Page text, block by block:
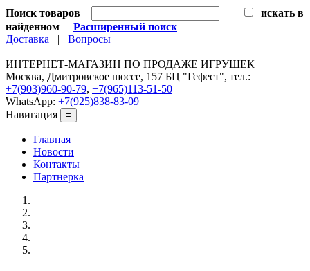
Поиск товаров
искать в
найденном
Расширенный поиск
Доставка | Вопросы
ИНТЕРНЕТ-МАГАЗИН ПО ПРОДАЖЕ ИГРУШЕК
Москва, Дмитровское шоссе, 157 БЦ "Гефест", тел.:
+7(903)960-90-79, +7(965)113-51-50
WhatsApp: +7(925)838-83-09
Навигация
≡
Главная
Новости
Контакты
Партнерка